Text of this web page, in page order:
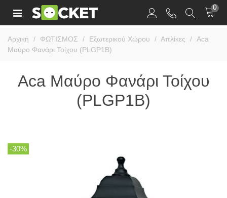
0
Αρχική / ΦΩΤΙΣΜΟΣ / Εξωτερικού Χώρου / Απλίκες / Aca
Μαύρο Φανάρι Τοίχου (PLGP1B)
Aca Μαύρο Φανάρι Τοίχου
(PLGP1B)
-30%